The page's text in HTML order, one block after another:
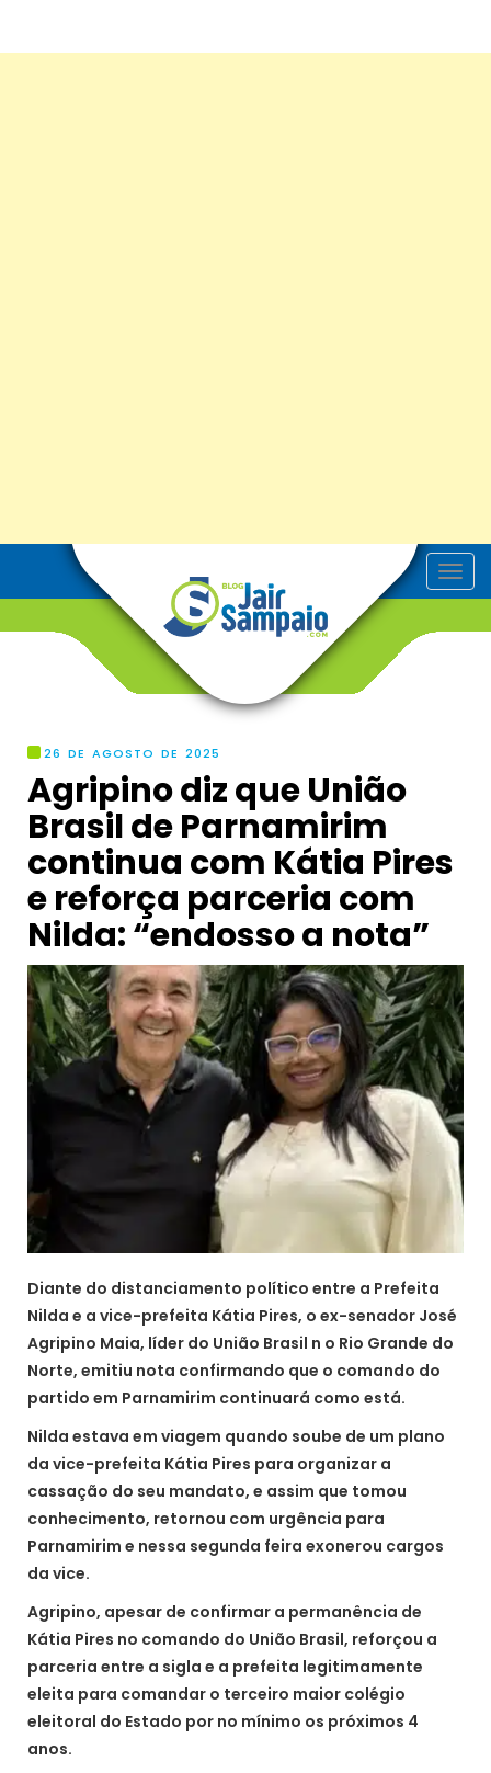
T
o
26 DE AGOSTO DE 2025
Agripino diz que União
Brasil de Parnamirim
continua com Kátia Pires
e reforça parceria com
Nilda: “endosso a nota”
Diante do distanciamento político entre a Prefeita
Nilda e a vice-prefeita Kátia Pires, o ex-senador José
Agripino Maia, líder do União Brasil n o Rio Grande do
Norte, emitiu nota confirmando que o comando do
partido em Parnamirim continuará como está.
Nilda estava em viagem quando soube de um plano
da vice-prefeita Kátia Pires para organizar a
cassação do seu mandato, e assim que tomou
conhecimento, retornou com urgência para
Parnamirim e nessa segunda feira exonerou cargos
da vice.
Agripino, apesar de confirmar a permanência de
Kátia Pires no comando do União Brasil, reforçou a
parceria entre a sigla e a prefeita legitimamente
eleita para comandar o terceiro maior colégio
eleitoral do Estado por no mínimo os próximos 4
anos.